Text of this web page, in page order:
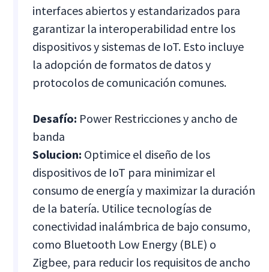
interfaces abiertos y estandarizados para
garantizar la interoperabilidad entre los
dispositivos y sistemas de IoT. Esto incluye
la adopción de formatos de datos y
protocolos de comunicación comunes.
Desafío: Power Restricciones y ancho de
banda
Solucion: Optimice el diseño de los
dispositivos de IoT para minimizar el
consumo de energía y maximizar la duración
de la batería. Utilice tecnologías de
conectividad inalámbrica de bajo consumo,
como Bluetooth Low Energy (BLE) o
Zigbee, para reducir los requisitos de ancho